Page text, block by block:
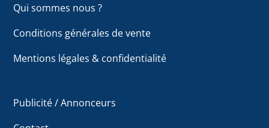
Qui sommes nous ?
Conditions générales de vente
Mentions légales & confidentialité
Publicité / Annonceurs